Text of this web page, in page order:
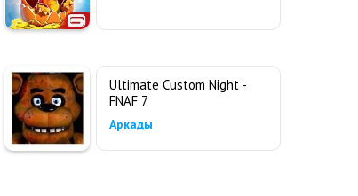
Ultimate Custom Night -
FNAF 7
Аркады